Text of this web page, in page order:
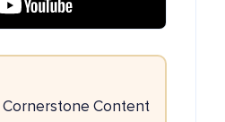
Cornerstone Content